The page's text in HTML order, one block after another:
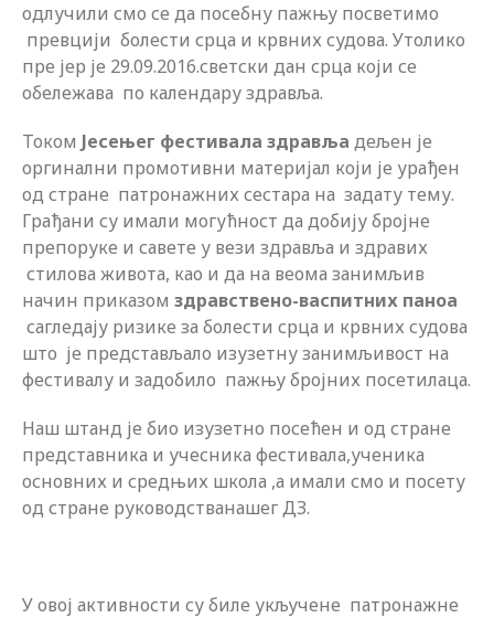
одлучили смо се да посебну пажњу посветимо
превцији болести срца и крвних судова. Утолико
пре јер је 29.09.2016.светски дан срца који се
обележава по календару здравља.
Током Јесењег фестивала здравља дељен је
оргинални промотивни материјал који је урађен
од стране патронажних сестара на задату тему.
Грађани су имали могућност да добију бројне
препоруке и савете у вези здравља и здравих
стилова живота, као и да на веома занимљив
начин приказом здравствено-васпитних паноа
сагледају ризике за болести срца и крвних судова
што је представљало изузетну занимљивост на
фестивалу и задобило пажњу бројних посетилаца.
Наш штанд је био изузетно посећен и од стране
представника и учесника фестивала,ученика
основних и средњих школа ,а имали смо и посету
од стране руководстванашег ДЗ.
У овој активности су биле укључене патронажне